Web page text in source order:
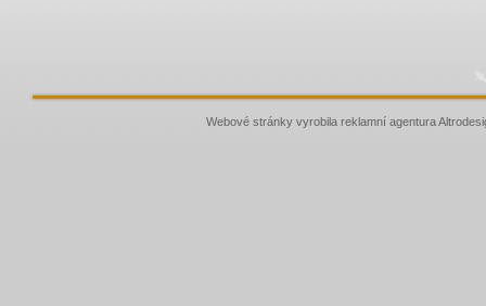
Webové stránky vyrobila reklamní agentura